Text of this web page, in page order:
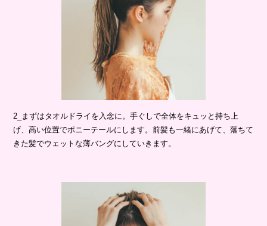
2_まずはタオルドライを入念に。手ぐしで全体をキュッと持ち上
げ、高い位置でポニーテールにします。前髪も一緒にあげて、落ちて
きた髪でウェットな薄バングにしていきます。